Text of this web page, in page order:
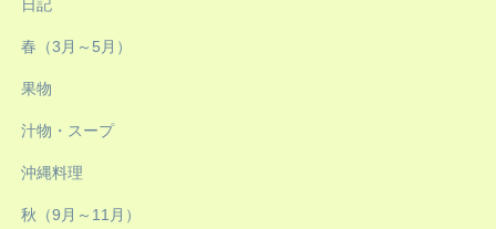
日記
春（3月～5月）
果物
汁物・スープ
沖縄料理
秋（9月～11月）